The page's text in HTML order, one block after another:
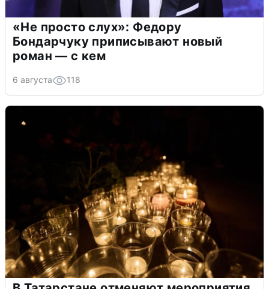
«Не просто слух»: Федору
Бондарчуку приписывают новый
роман — с кем
6 августа 118